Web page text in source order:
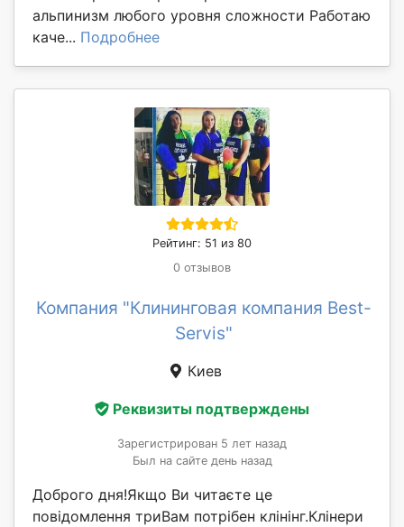
альпинизм любого уровня сложности Работаю
каче... Подробнее
Рейтинг: 51 из 80
0 отзывов
Компания "Клининговая компания Best-
Servis"
Киев
Реквизиты подтверждены
Зарегистрирован 5 лет назад
Был на сайте день назад
Доброго дня!Якщо Ви читаєте це
повідомлення триВам потрібен клінінг.Клінери